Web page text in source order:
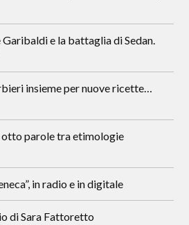
e la battaglia di Sedan.
insieme per nuove ricette…
parole tra etimologie
in radio e in digitale
di Sara Fattoretto